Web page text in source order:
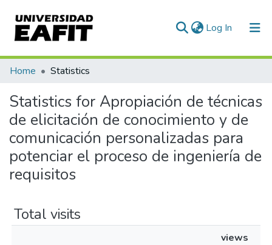
Log In (current)
Communities & Collections
All of DSpace
Home Statistics
Statistics for Apropiación de técnicas
de elicitación de conocimiento y de
comunicación personalizadas para
potenciar el proceso de ingeniería de
requisitos
Total visits
views